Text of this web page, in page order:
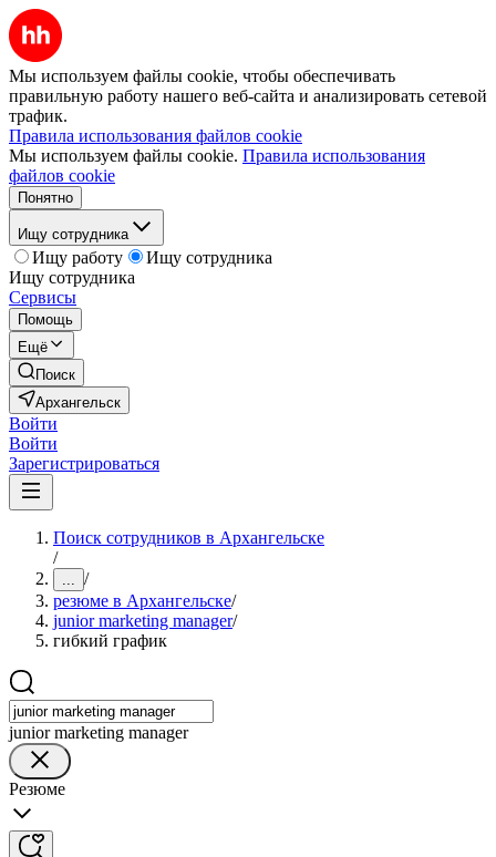
Мы используем файлы cookie, чтобы обеспечивать
правильную работу нашего веб-сайта и анализировать сетевой
трафик.
Правила использования файлов cookie
Мы используем файлы cookie. Правила использования
файлов cookie
Понятно
Ищу сотрудника
Ищу работу
Ищу сотрудника
Ищу сотрудника
Сервисы
Помощь
Ещё
Поиск
Архангельск
Войти
Войти
Зарегистрироваться
Поиск сотрудников в Архангельске
/
... /
резюме в Архангельске/
junior marketing manager/
гибкий график
junior marketing manager
Резюме